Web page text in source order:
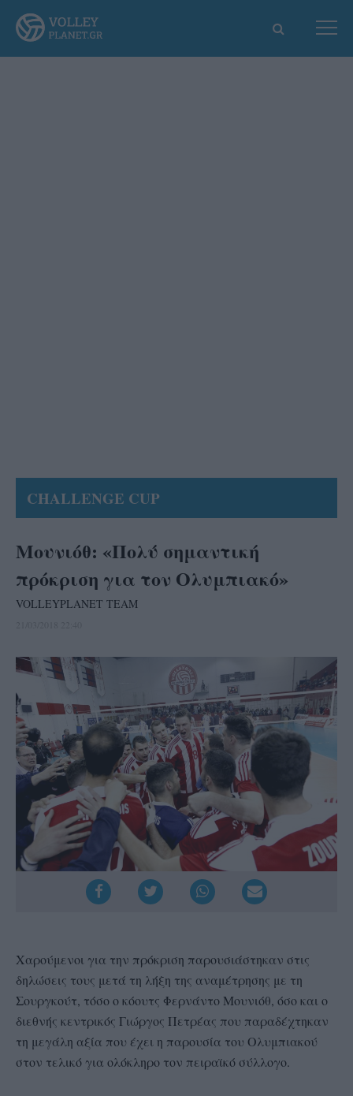
CHALLENGE CUP
Μουνιόθ: «Πολύ σημαντική
πρόκριση για τον Ολυμπιακό»
VOLLEYPLANET TEAM
Χαρούμενοι για την πρόκριση παρουσιάστηκαν στις
δηλώσεις τους μετά τη λήξη της αναμέτρησης με τη
Σουργκούτ, τόσο ο κόουτς Φερνάντο Μουνιόθ, όσο και ο
διεθνής κεντρικός Γιώργος Πετρέας που παραδέχτηκαν
τη μεγάλη αξία που έχει η παρουσία του Ολυμπιακού
στον τελικό για ολόκληρο τον πειραϊκό σύλλογο.